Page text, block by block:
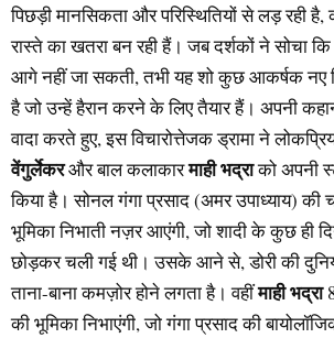
पिछड़ी मानसिकता और परिस्थितियों से लड़ रही
रास्ते का खतरा बन रही हैं। जब दर्शकों ने सोचा
आगे नहीं जा सकती, तभी यह शो कुछ आकर्षक नए
है जो उन्हें हैरान करने के लिए तैयार हैं। अपनी
वादा करते हुए, इस विचारोत्तेजक ड्रामा ने
वेंगुर्लेकरऔर बाल कलाकारमाही भद्राको अपनी
किया है। सोनल गंगा प्रसाद (अमर उपाध्याय) की
भूमिका निभाती नज़र आएंगी, जो शादी के कुछ ही
छोड़कर चली गई थी। उसके आने से, डोरी की
ताना-बाना कमज़ोर होने लगता है। वहींमाही भद्रा
की भूमिका निभाएंगी, जो गंगा प्रसाद की